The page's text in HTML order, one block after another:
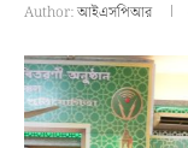
Author:আইএসপিআর